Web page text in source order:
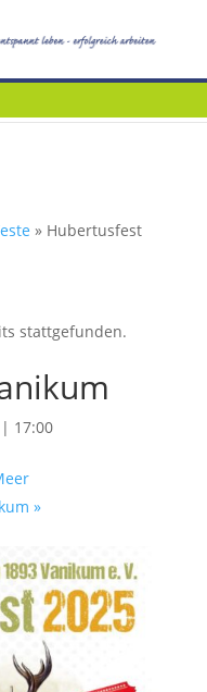
» Hubertusfest
stattgefunden.
17:00
»